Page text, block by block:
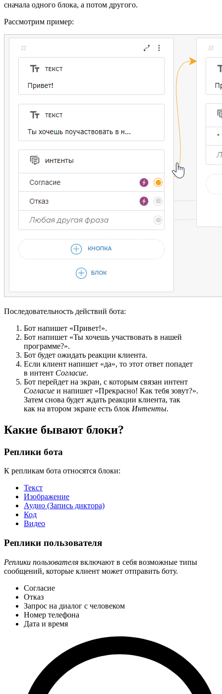
сначала одного блока, а потом другого.
Рассмотрим пример:
Последовательность действий бота:
Бот напишет «Привет!».
Бот напишет «Ты хочешь участвовать в нашей
программе?».
Бот будет ожидать реакции клиента.
Если клиент напишет «да», то этот ответ попадет
в интент Согласие.
Бот перейдет на экран, с которым связан интент
Согласие и напишет «Прекрасно! Как тебя зовут?».
Затем снова будет ждать реакции клиента, так
как на втором экране есть блок Интенты.
Какие бывают блоки?
Реплики бота
К репликам бота относятся блоки:
Текст
Изображение
Аудио (Запись диктора)
Код
Видео
Реплики пользователя
Реплики пользователя включают в себя возможные типы
сообщений, которые клиент может отправить боту.
Согласие
Отказ
Запрос на диалог с человеком
Номер телефона
Дата и время